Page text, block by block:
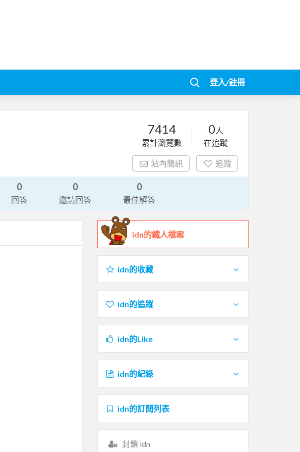
登入/註冊
7414
累計瀏覽數
0人
在追蹤
站內簡訊 追蹤
0
回答
0
邀請回答
0
最佳解答
idn的鐵人檔案
idn的收藏
idn的追蹤
idn的Like
idn的紀錄
idn的訂閱列表
封鎖 idn